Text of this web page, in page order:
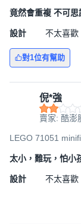
竟然會重複 不可思
設計 不太喜歡
對1位有幫助
倪*強
賣家: 酷澎
LEGO 71051
太小，難玩，怕小
設計 不太喜歡